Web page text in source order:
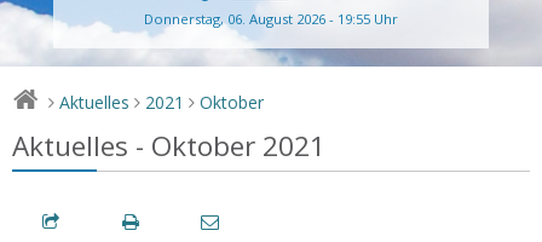
Donnerstag, 06. August 2026 - 19:55 Uhr
> Aktuelles > 2021 > Oktober
Aktuelles - Oktober 2021